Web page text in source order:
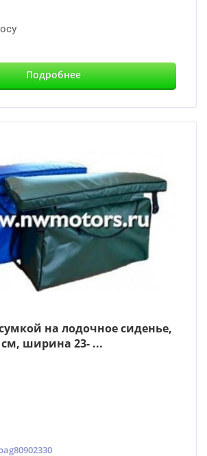
Подробнее
на лодочное сиденье,
см, ширина 23- ...